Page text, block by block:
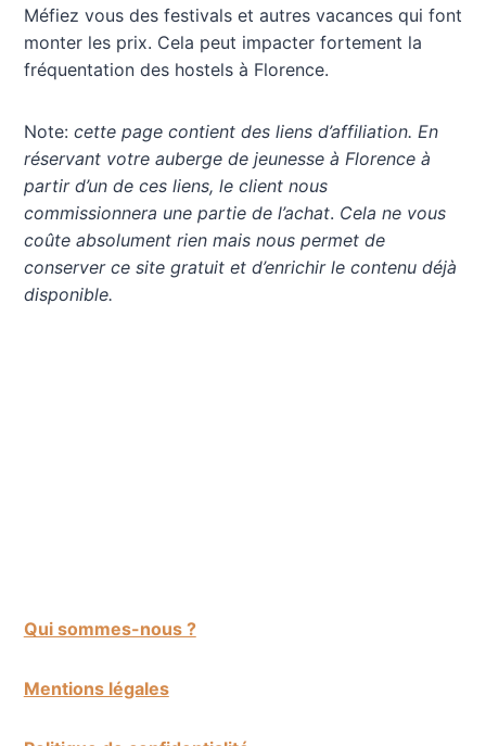
Méfiez vous des festivals et autres vacances qui font
monter les prix. Cela peut impacter fortement la
fréquentation des hostels à Florence.
Note: cette page contient des liens d’affiliation. En
réservant votre auberge de jeunesse à Florence à
partir d’un de ces liens, le client nous
commissionnera une partie de l’achat. Cela ne vous
coûte absolument rien mais nous permet de
conserver ce site gratuit et d’enrichir le contenu déjà
disponible.
Qui sommes-nous ?
Mentions légales